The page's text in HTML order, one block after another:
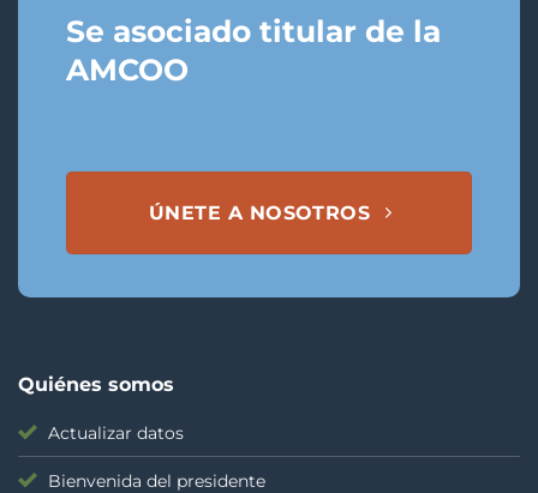
Se asociado titular de la
AMCOO
ÚNETE A NOSOTROS
Quiénes somos
Actualizar datos
Bienvenida del presidente